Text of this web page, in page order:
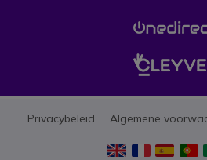
Privacybeleid Algemene